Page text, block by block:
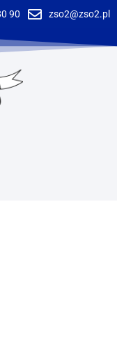
90 zso2@zso2.pl